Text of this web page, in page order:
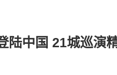
陆中国 21城巡演